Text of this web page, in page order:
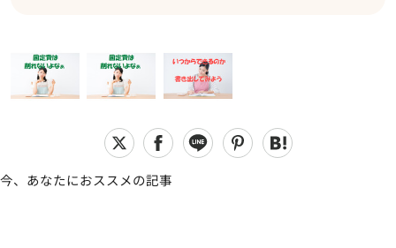
今、あなたにおススメの記事